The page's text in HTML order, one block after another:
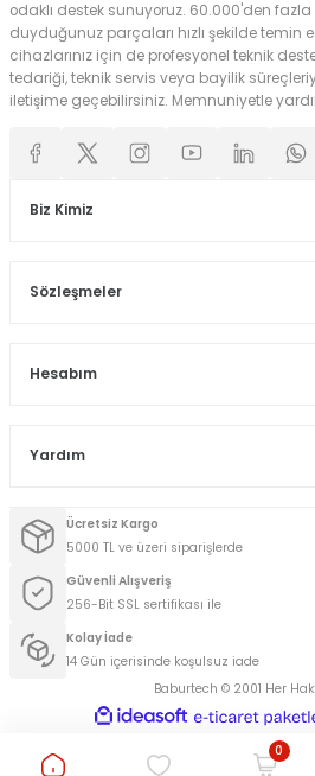
odaklı destek sunuyoruz. 60.000'den
duyduğunuz parçaları hızlı şekilde temin
cihazlarınız için de profesyonel teknik
tedariği, teknik servis veya bayilik
iletişime geçebilirsiniz. Memnuniyetle
Biz Kimiz
Sözleşmeler
Hesabım
Yardım
Ücretsiz Kargo
5000 TL ve üzeri siparişlerde
Güvenli Alışveriş
256-Bit SSL sertifikası ile
Kolay İade
14 Gün içerisinde koşulsuz iade
Baburtech © 2001 Her
0
ideasoft